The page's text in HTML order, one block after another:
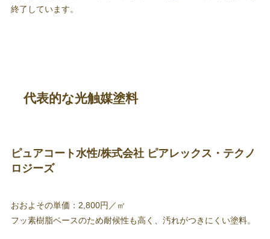
終了しています。
代表的な光触媒塗料
ピュアコート水性/株式会社 ピアレックス・テクノ
ロジーズ
おおよその単価：2,800円／㎡
フッ素樹脂ベースのため耐候性も高く、汚れがつきにくい塗料。